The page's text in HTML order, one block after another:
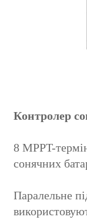
Контролер
8 MPPT-
сонячних
Паралельне